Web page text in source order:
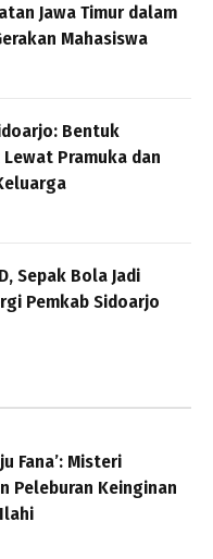
Jawa Timur dalam
Mahasiswa
Bentuk
Pramuka dan
Sepak Bola Jadi
Pemkab Sidoarjo
Fana’: Misteri
Peleburan Keinginan